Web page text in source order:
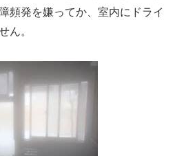
頻発を嫌ってか、室内にドライ
ん。